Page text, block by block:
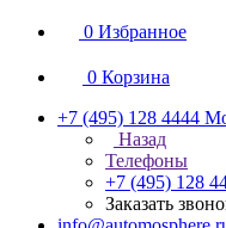
0 Избранное
0 Корзина
+7 (495) 128 4444
Назад
Телефоны
+7 (495) 128
Заказать